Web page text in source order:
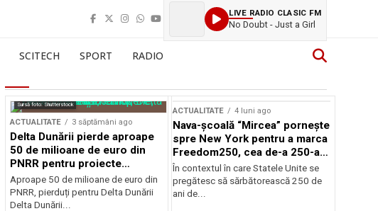
LIVE RADIO CLASIC FM
No Doubt - Just a Girl
SCITECH SPORT RADIO
Sursă foto: Shutterstock
ACTUALITATE 3 săptămâni ago
Delta Dunării pierde aproape
50 de milioane de euro din
PNRR pentru proiecte
esențiale
Aproape 50 de milioane de euro din
PNRR, pierduți pentru Delta Dunării
Delta Dunării...
ACTUALITATE 4 luni ago
Nava-școală “Mircea” pornește
spre New York pentru a marca
Freedom250, cea de-a 250-a
aniversare a Statelor Unite
În contextul în care Statele Unite se
pregătesc să sărbătorească 250 de
ani de...